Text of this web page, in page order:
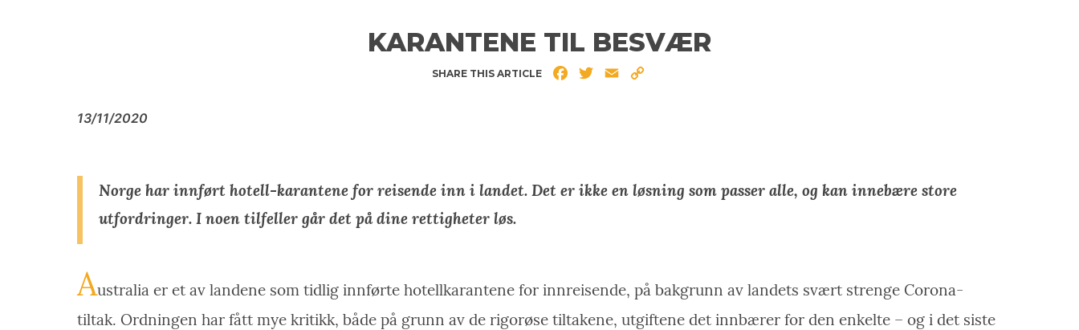
KARANTENE TIL BESVÆR
SHARE THIS ARTICLE FacebookTwitterEmail
13/11/2020
Norge har innført hotell-karantene for reisende inn i landet. Det er ikke en løsning som passer alle, og kan innebære store
utfordringer. I noen tilfeller går det på dine rettigheter løs.
Australia er et av landene som tidlig innførte hotellkarantene for innreisende, på bakgrunn av landets svært strenge Corona-
tiltak. Ordningen har fått mye kritikk, både på grunn av de rigorøse tiltakene, utgiftene det innbærer for den enkelte – og i det siste